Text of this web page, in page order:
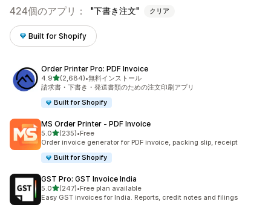
424個のアプリ： 下書き注文 クリア
Built for Shopify
Order Printer Pro: PDF Invoice
4.95つ星中
(2,684)
合計レビュー数：2684件
•無料インストール
請求書・下書き・発送書類のための注文印刷アプリ
Built for Shopify
MS Order Printer ‑ PDF Invoice
5.05つ星中
(235)
合計レビュー数：235件
•Free
Order invoice generator for PDF invoice, packing slip, receipt
Built for Shopify
GST Pro: GST Invoice India
5.05つ星中
(247)
合計レビュー数：247件
•Free plan available
Easy GST invoices for India. Reports, credit notes and filings